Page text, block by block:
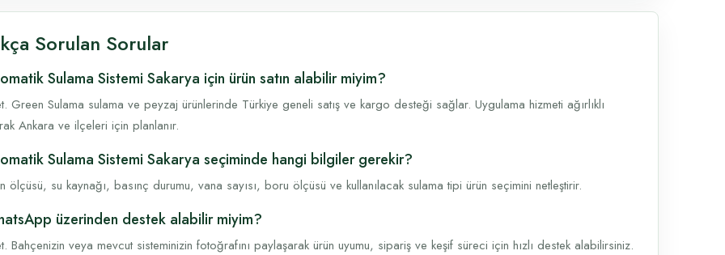
Sorulan Sorular
Sulama Sistemi Sakarya için ürün satın alabilir miyim?
Green Sulama sulama ve peyzaj ürünlerinde Türkiye geneli satış ve kargo desteği sağlar. Uygulama hizmeti ağırlıklı
Ankara ve ilçeleri için planlanır.
Sulama Sistemi Sakarya seçiminde hangi bilgiler gerekir?
ölçüsü, su kaynağı, basınç durumu, vana sayısı, boru ölçüsü ve kullanılacak sulama tipi ürün seçimini netleştirir.
üzerinden destek alabilir miyim?
Bahçenizin veya mevcut sisteminizin fotoğrafını paylaşarak ürün uyumu, sipariş ve keşif süreci için hızlı destek alabilirsiniz.